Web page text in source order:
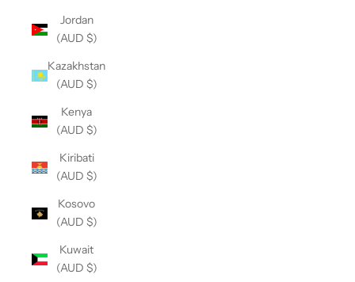
Jordan
(AUD $)
Kazakhstan
(AUD $)
Kenya
(AUD $)
Kiribati
(AUD $)
Kosovo
(AUD $)
Kuwait
(AUD $)